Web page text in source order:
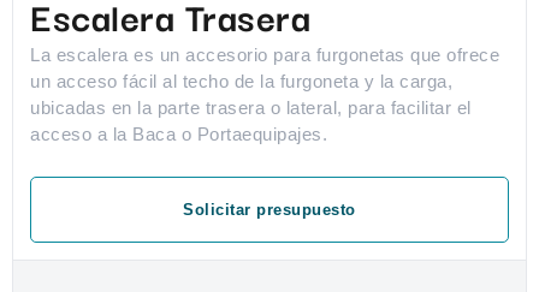
Escalera Trasera
La escalera es un accesorio para furgonetas que ofrece
un acceso fácil al techo de la furgoneta y la carga,
ubicadas en la parte trasera o lateral, para facilitar el
acceso a la Baca o Portaequipajes.
Solicitar presupuesto